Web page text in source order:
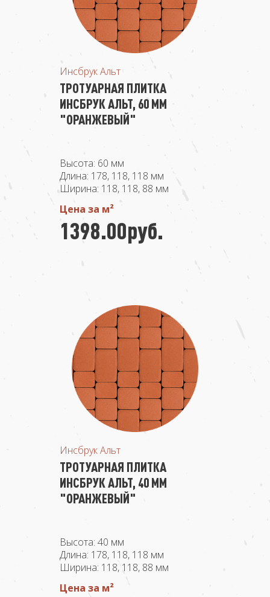
Инсбрук Альт
ТРОТУАРНАЯ ПЛИТКА
ИНСБРУК АЛЬТ, 60 ММ
"ОРАНЖЕВЫЙ"
Высота: 60 мм
Длина: 178, 118, 118 мм
Ширина: 118, 118, 88 мм
Цена за м²
1398.00руб.
Инсбрук Альт
ТРОТУАРНАЯ ПЛИТКА
ИНСБРУК АЛЬТ, 40 ММ
"ОРАНЖЕВЫЙ"
Высота: 40 мм
Длина: 178, 118, 118 мм
Ширина: 118, 118, 88 мм
Цена за м²